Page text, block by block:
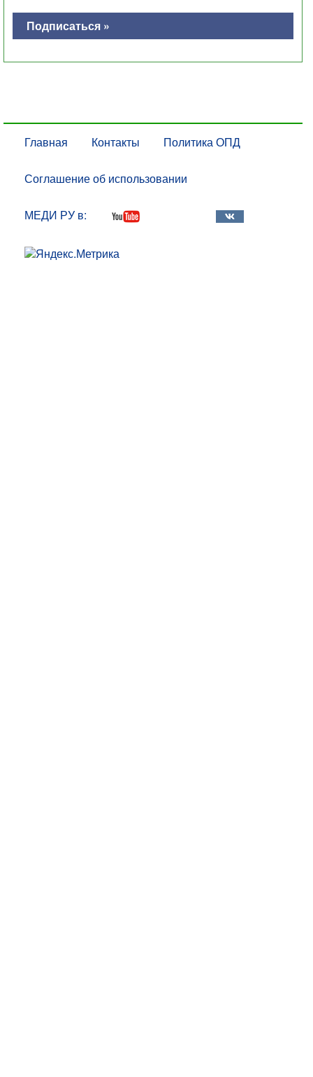
Подписаться »
Главная Контакты Политика ОПД
Соглашение об использовании
МЕДИ РУ в: